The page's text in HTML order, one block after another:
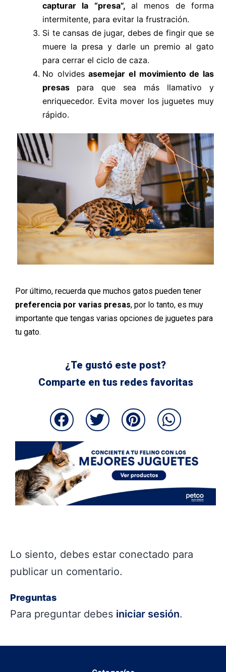
capturar la “presa”, al menos de forma
intermitente, para evitar la frustración.
Si te cansas de jugar, debes de fingir que se
muere la presa y darle un premio al gato
para cerrar el ciclo de caza.
No olvidesasemejar el movimiento de las
presas para que sea más llamativo y
enriquecedor. Evita mover los juguetes muy
rápido.
Por último, recuerda que muchos gatos pueden tener
preferencia por varias presas, por lo tanto, es muy
importante que tengas varias opciones de juguetes para
tu gato.
¿Te gustó este post?
Comparte en tus redes favoritas
Lo siento, debes estar conectado para
publicar un comentario.
Preguntas
Para preguntar debes iniciar sesión.